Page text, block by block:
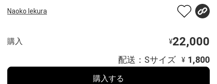
Naoko Iekura
購入 ¥22,000
配送：Sサイズ ¥ 1,800
購入する